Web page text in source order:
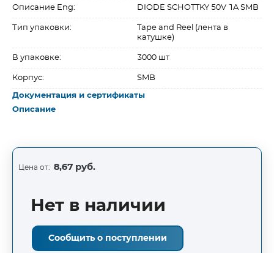
Описание Eng: DIODE SCHOTTKY 50V 1A SMB
Тип упаковки:
Tape and Reel (лента в
катушке)
В упаковке: 3000 шт
Корпус: SMB
Документация и сертификаты
Описание
Цена от: 8,67 руб.
Нет в наличии
Сообщить о поступлении